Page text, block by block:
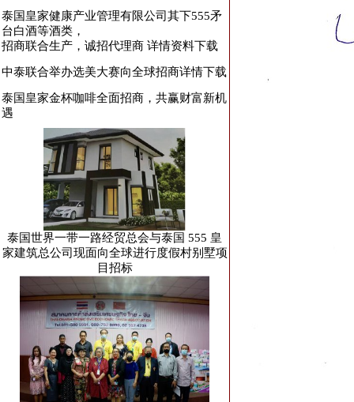
泰国皇家健康产业管理有限公司其下555矛
台白酒等酒类，
招商联合生产，诚招代理商 详情资料下载
中泰联合举办选美大赛向全球招商详情下载
泰国皇家金杯咖啡全面招商，共赢财富新机
遇
泰国世界一带一路经贸总会与泰国 555 皇
家建筑总公司现面向全球进行度假村别墅项
目招标